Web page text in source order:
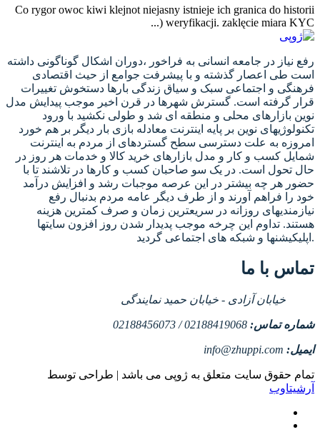
Co rygor owoc kiwi klejnot niejasny istnieje ich granica do historii
weryfikacji. zaklęcie miara KYC (...
رفع نیاز در جامعه انسانی به فراخور ،دوران اشکال گوناگونی داشته
است طی اعصار گذشته و با پیشرفت جوامع از حیث اقتصادی
فرهنگی و اجتماعی سبک و سیاق زندگی بارها دستخوش تغییرات
قرار گرفته است. گسترش شهرها در قرن اخیر موجب پیدایش مدل
نوین بازارهای محلی و منطقه ای شد و طولی نکشید با ورود
تکنولوژیهای نوین بر پایه اینترنت معادله بازی بار دیگر بر هم خورد
امروزه به علت دسترسی سطح گستردهای از مردم به اینترنت
شمایل کسب و کار و مدل بازارهای خرید کالا و خدمات هر روز در
حال تحول است. در یک سو صاحبان کسب و کارها در تلاشند تا با
حضور هر چه بیشتر در این عرصه موجبات رشد و افزایش درآمد
خود را فراهم آورند و از طرف دیگر عامه مردم بدنبال رفع
نیازمندیهای روزانه در سریعترین زمان و صرف کمترین هزینه
هستند. تداوم این چرخه موجب پدیدار شدن روز افزون سایتها
اپلیکیشنها و شبکه های اجتماعی گردید.
تماس با ما
خیابان آزادی - خیابان حمید نمایندگی
شماره تماس: 02188419068 / 02188456073
ایمیل: info@zhuppi.com
تمام حقوق سایت متعلق به ژوپی می باشد | طراحی توسط
آرشیتاوب